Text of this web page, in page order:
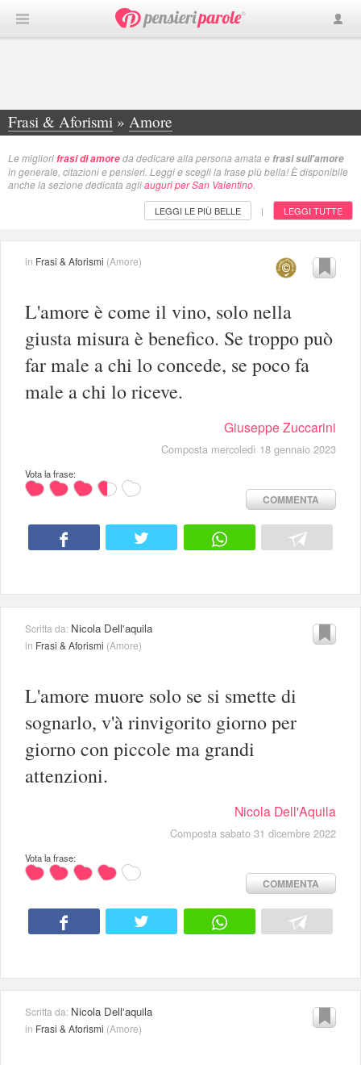
Frasi & Aforismi » Amore
Le migliorifrasi di amoreda dedicare alla persona amata efrasi sull'amore
in generale, citazioni e pensieri. Leggi e scegli la frase più bella! È disponibile
anche la sezione dedicata agliauguri per San Valentino
LEGGI LE PIÙ BELLE | LEGGI TUTTE
in Frasi & Aforismi (Amore)
L'amore è come il vino, solo nella
giusta misura è benefico. Se troppo può
far male a chi lo concede, se poco fa
male a chi lo riceve.
Giuseppe Zuccarini
Composta mercoledì 18 gennaio 2023
Vota la frase:
COMMENTA
Scritta da: Nicola Dell'aquila
in Frasi & Aforismi (Amore)
L'amore muore solo se si smette di
sognarlo, v'à rinvigorito giorno per
giorno con piccole ma grandi
attenzioni.
Nicola Dell'Aquila
Composta sabato 31 dicembre 2022
Vota la frase:
COMMENTA
Scritta da: Nicola Dell'aquila
in Frasi & Aforismi (Amore)